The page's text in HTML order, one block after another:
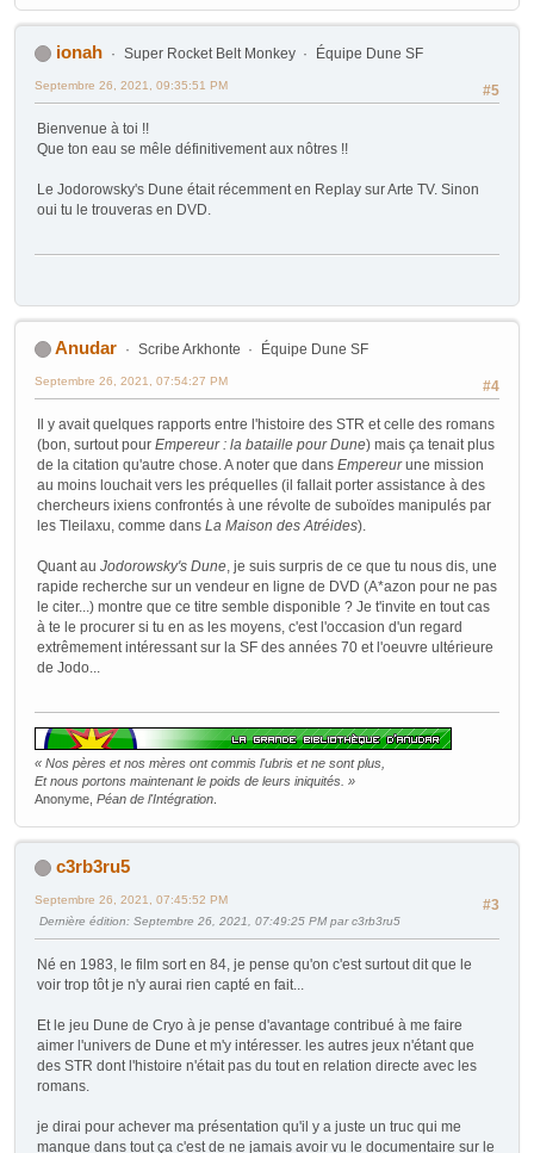
ionah Super Rocket Belt Monkey Équipe Dune SF
#5
Septembre 26, 2021, 09:35:51 PM
Bienvenue à toi !!
Que ton eau se mêle définitivement aux nôtres !!
Le Jodorowsky's Dune était récemment en Replay sur Arte TV. Sinon
oui tu le trouveras en DVD.
Anudar Scribe Arkhonte Équipe Dune SF
#4
Septembre 26, 2021, 07:54:27 PM
Il y avait quelques rapports entre l'histoire des STR et celle des romans
(bon, surtout pour Empereur : la bataille pour Dune) mais ça tenait plus
de la citation qu'autre chose. A noter que dans Empereurune mission
au moins louchait vers les préquelles (il fallait porter assistance à des
chercheurs ixiens confrontés à une révolte de suboïdes manipulés par
les Tleilaxu, comme dans La Maison des Atréides).
Quant au Jodorowsky's Dune , je suis surpris de ce que tu nous dis, une
rapide recherche sur un vendeur en ligne de DVD (A*azon pour ne pas
le citer...) montre que ce titre semble disponible ? Je t'invite en tout cas
à te le procurer si tu en as les moyens, c'est l'occasion d'un regard
extrêmement intéressant sur la SF des années 70 et l'oeuvre ultérieure
de Jodo...
« Nos pères et nos mères ont commis l'ubris et ne sont plus,
Et nous portons maintenant le poids de leurs iniquités. »
Anonyme, Péan de l'Intégration
c3rb3ru5
#3
Septembre 26, 2021, 07:45:52 PM
Dernière édition: Septembre 26, 2021, 07:49:25 PM par c3rb3ru5
Né en 1983, le film sort en 84, je pense qu'on c'est surtout dit que le
voir trop tôt je n'y aurai rien capté en fait...
Et le jeu Dune de Cryo à je pense d'avantage contribué à me faire
aimer l'univers de Dune et m'y intéresser. les autres jeux n'étant que
des STR dont l'histoire n'était pas du tout en relation directe avec les
romans.
je dirai pour achever ma présentation qu'il y a juste un truc qui me
manque dans tout ça c'est de ne jamais avoir vu le documentaire sur le